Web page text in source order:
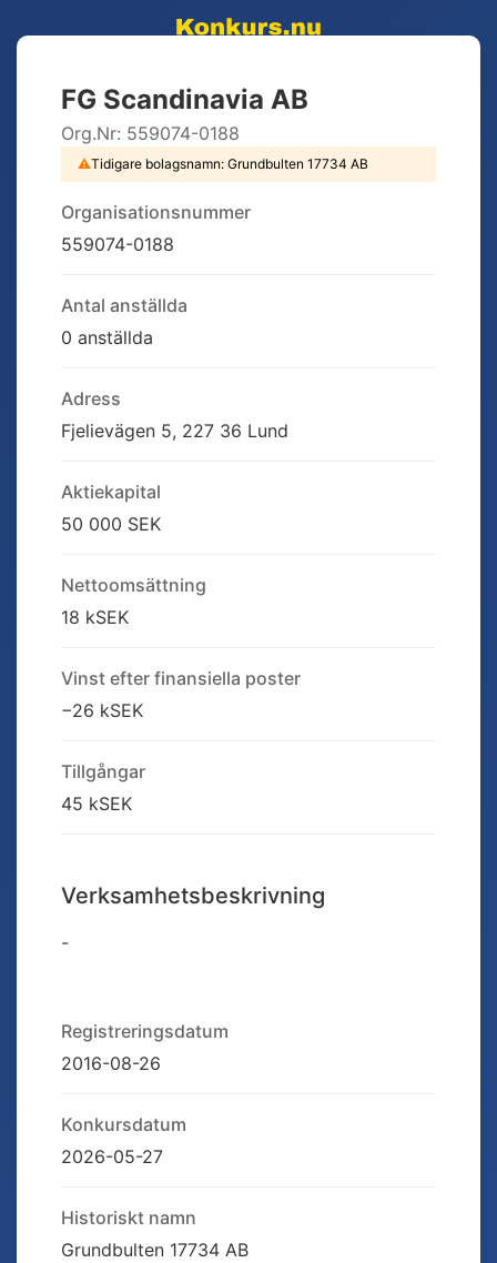
FG Scandinavia AB
Org.Nr: 559074-0188
⚠Tidigare bolagsnamn: Grundbulten 17734 AB
Organisationsnummer
559074-0188
Antal anställda
0 anställda
Adress
Fjelievägen 5, 227 36 Lund
Aktiekapital
50 000 SEK
Nettoomsättning
18 kSEK
Vinst efter finansiella poster
−26 kSEK
Tillgångar
45 kSEK
Verksamhetsbeskrivning
-
Registreringsdatum
2016-08-26
Konkursdatum
2026-05-27
Historiskt namn
Grundbulten 17734 AB